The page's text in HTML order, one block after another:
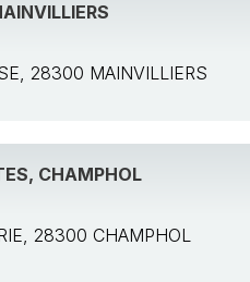
28300 MAINVILLIERS
CHAMPHOL
28300 CHAMPHOL